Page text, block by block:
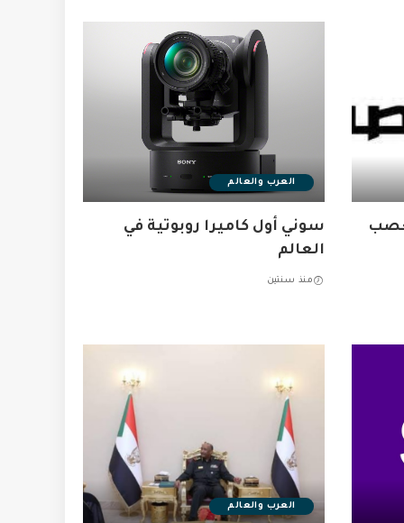
العرب والعالم
سوني أول كاميرا روبوتية في
العالم
منذ سنتين
العرب والعالم